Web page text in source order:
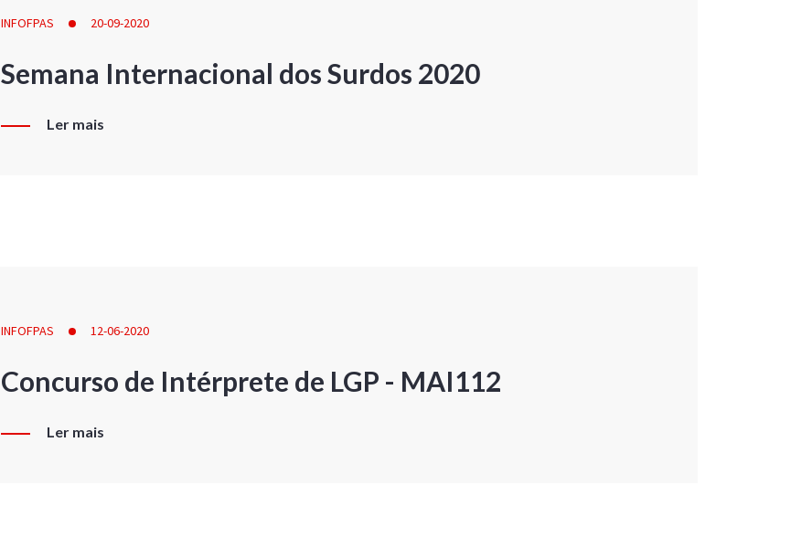
INFOFPAS 20-09-2020
Semana Internacional dos Surdos 2020
Ler mais
INFOFPAS 12-06-2020
Concurso de Intérprete de LGP - MAI112
Ler mais